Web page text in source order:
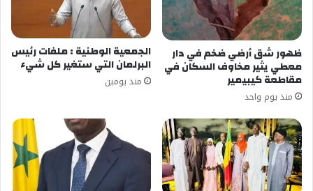
معجب بهذه:
ظهور شق أرضي ضخم في دار
معطي يثير مخاوف السكان في
مقاطعة كيبيمير
منذ يوم واحد
الجمعية الوطنية : ملفات رئيس
البرلمان التي ستغير كل شيء
منذ يومين